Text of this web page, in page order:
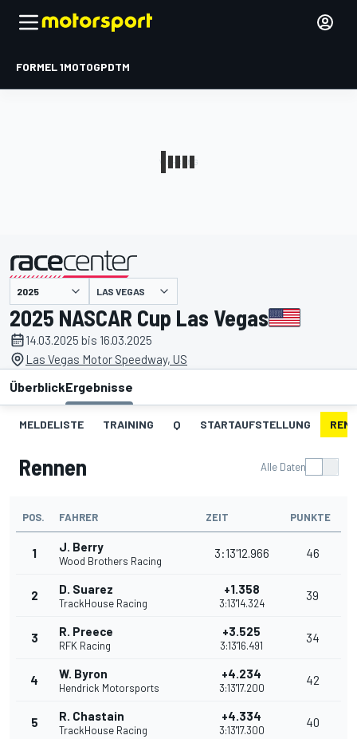
FORMEL 1MOTOGPDTM
LAS VEGAS
2025 NASCAR Cup Las Vegas
14.03.2025 bis 16.03.2025
Las Vegas Motor Speedway, US
ÜberblickErgebnisse
MELDELISTE TRAINING Q STARTAUFSTELLUNG
Rennen Alle Daten
POS. FAHRER ZEIT PUNKTE
1 J. Berry
Wood Brothers Racing
3:13'12.966 46
2 D. Suarez
TrackHouse Racing
+1.358
3:13'14.324
39
3 R. Preece
RFK Racing
+3.525
3:13'16.491
34
4 W. Byron
Hendrick Motorsports
+4.234
3:13'17.200
42
5 R. Chastain
TrackHouse Racing
+4.334
3:13'17.300
40